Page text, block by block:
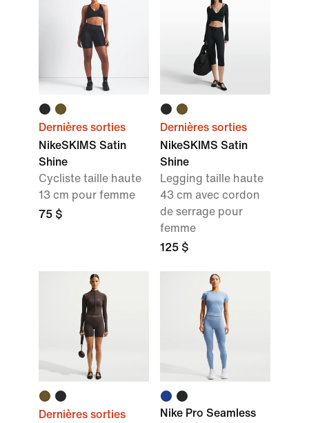
Dernières sorties
NikeSKIMS Satin
Shine
Cycliste taille haute
13 cm pour femme
75 $
Dernières sorties
NikeSKIMS Satin
Shine
Legging taille haute
43 cm avec cordon
de serrage pour
femme
125 $
Dernières sorties
Nike Pro Seamless